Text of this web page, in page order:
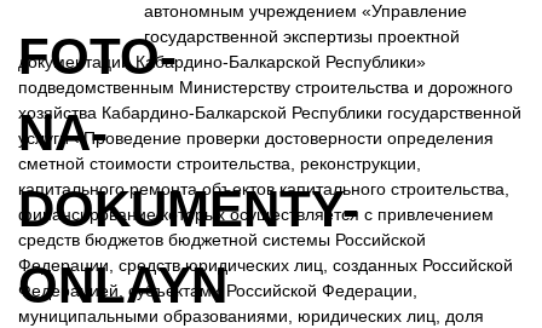
автономным учреждением «Управление
государственной экспертизы проектной
документации Кабардино-Балкарской Республики»
подведомственным Министерству строительства и дорожного
хозяйства Кабардино-Балкарской Республики государственной
услуги «Проведение проверки достоверности определения
сметной стоимости строительства, реконструкции,
капитального ремонта объектов капитального строительства,
финансирование которых осуществляется с привлечением
средств бюджетов бюджетной системы Российской
Федерации, средств юридических лиц, созданных Российской
Федерацией, субъектами Российской Федерации,
муниципальными образованиями, юридических лиц, доля